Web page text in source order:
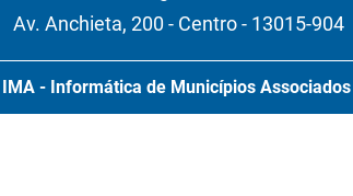
Av. Anchieta, 200 - Centro - 13015-904
IMA - Informática de Municípios Associados